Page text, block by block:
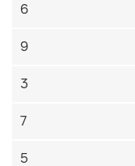
6
9
3
7
5